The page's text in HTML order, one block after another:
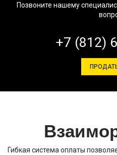
Позвоните нашему
+7 (812)
Гибкая система оплаты